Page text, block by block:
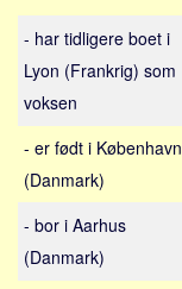
Sverige
Norge
Thailand
Italien
Grækenland
USA
Alle
- har tidligere boet i
Lyon (Frankrig) som
voksen
- er født i København
(Danmark)
- bor i Aarhus
(Danmark)